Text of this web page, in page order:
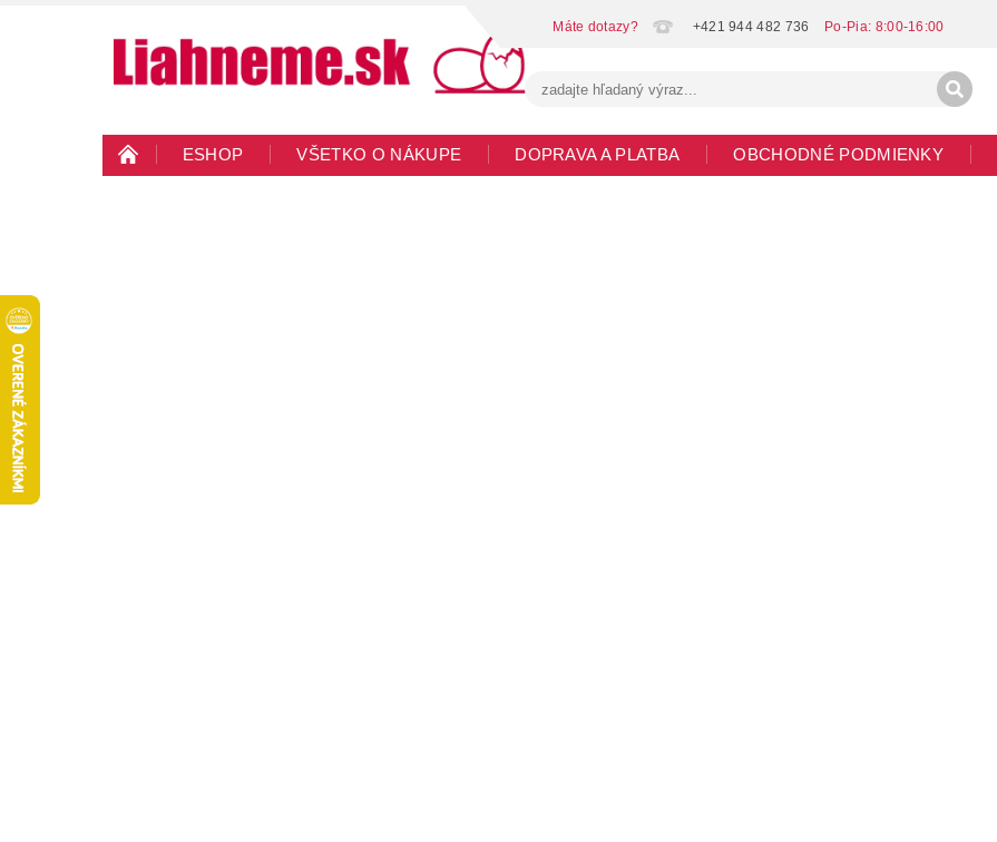
+421 944 482 736
ESHOP VŠETKO O NÁKUPE DOPRAVA A PLATBA OBCHODNÉ PODMIENKY